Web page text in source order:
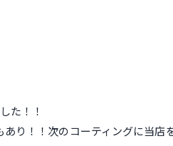
た！！
あり！！次のコーティングに当店